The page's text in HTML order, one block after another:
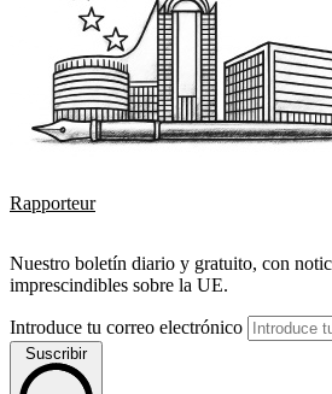
Rapporteur
Nuestro boletín diario y gratuito, con
imprescindibles sobre la UE.
Introduce tu correo electrónico
Suscribir